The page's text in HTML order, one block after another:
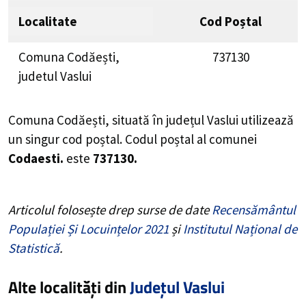
Localitate Cod Poștal
Comuna Codăești,
judetul Vaslui
737130
Comuna Codăești, situată în județul Vaslui utilizează
un singur cod poștal. Codul poștal al comunei
Codaesti. este 737130.
Articolul folosește drep surse de dateRecensământul
Populației Și Locuințelor 2021 șiInstitutul Național de
Statistică.
Alte localități dinJudețul Vaslui